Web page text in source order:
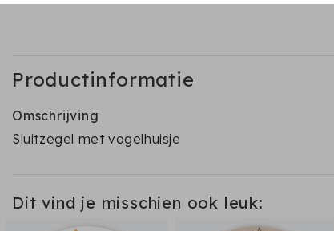
Productinformatie
Omschrijving
Sluitzegel met vogelhuisje
Dit vind je misschien ook leuk: